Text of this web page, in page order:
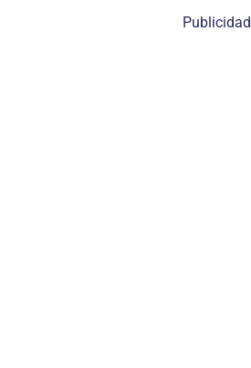
Publicidad